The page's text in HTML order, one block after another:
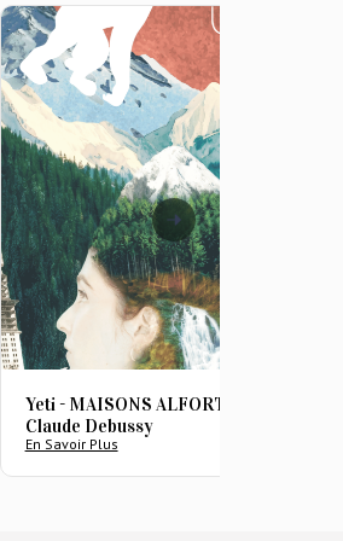
Yeti - MAISONS ALFORT (94), Théâtre
Claude Debussy
En Savoir Plus